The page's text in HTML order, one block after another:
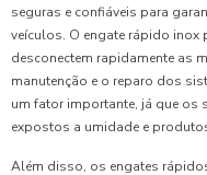
seguras e confiáveis para
veículos. O engate rápido inox
desconectem rapidamente as
manutenção e o reparo dos
um fator importante, já que os
expostos a umidade e
Além disso, os engates